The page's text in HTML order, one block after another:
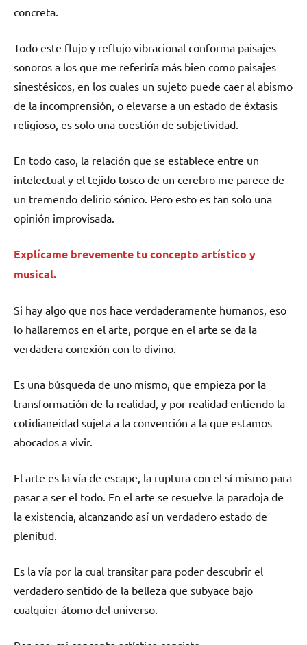
concreta.
Todo este flujo y reflujo vibracional conforma paisajes
sonoros a los que me referiría más bien como paisajes
sinestésicos, en los cuales un sujeto puede caer al abismo
de la incomprensión, o elevarse a un estado de éxtasis
religioso, es solo una cuestión de subjetividad.
En todo caso, la relación que se establece entre un
intelectual y el tejido tosco de un cerebro me parece de
un tremendo delirio sónico. Pero esto es tan solo una
opinión improvisada.
Explícame brevemente tu concepto artístico y
musical.
Si hay algo que nos hace verdaderamente humanos, eso
lo hallaremos en el arte, porque en el arte se da la
verdadera conexión con lo divino.
Es una búsqueda de uno mismo, que empieza por la
transformación de la realidad, y por realidad entiendo la
cotidianeidad sujeta a la convención a la que estamos
abocados a vivir.
El arte es la vía de escape, la ruptura con el sí mismo para
pasar a ser el todo. En el arte se resuelve la paradoja de
la existencia, alcanzando así un verdadero estado de
plenitud.
Es la vía por la cual transitar para poder descubrir el
verdadero sentido de la belleza que subyace bajo
cualquier átomo del universo.